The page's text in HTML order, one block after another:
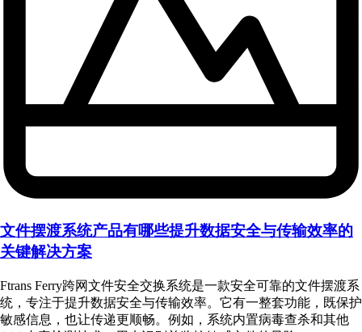
文件摆渡系统产品有哪些提升数据安全与传输效率的
关键解决方案
Ftrans Ferry跨网文件安全交换系统是一款安全可靠的文件摆渡系
统，专注于提升数据安全与传输效率。它有一整套功能，既保护
敏感信息，也让传递更顺畅。例如，系统内置病毒查杀和其他